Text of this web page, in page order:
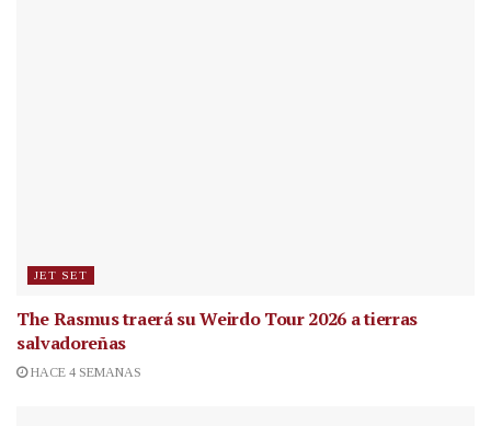
JET SET
The Rasmus traerá su Weirdo Tour 2026 a tierras
salvadoreñas
HACE 4 SEMANAS